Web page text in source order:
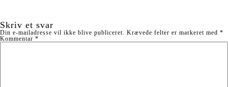
Skriv et svar
Din e-mailadresse vil ikke blive publiceret. Krævede felter er markeret med *
Kommentar *